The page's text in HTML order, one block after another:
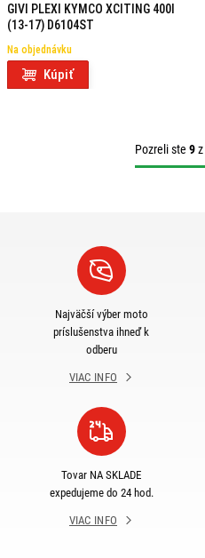
GIVI PLEXI KYMCO XCITING 400I
(13-17) D6104ST
Na objednávku
Kúpiť
Pozreli ste 9z
Najväčší výber moto
príslušenstva ihneď k
odberu
VIAC INFO
Tovar NA SKLADE
expedujeme do 24 hod.
VIAC INFO